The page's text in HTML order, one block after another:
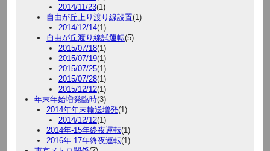
2014/11/23(1)
自由が丘上り渡り線設置(1)
2014/12/14(1)
自由が丘渡り線試運転(5)
2015/07/18(1)
2015/07/19(1)
2015/07/25(1)
2015/07/28(1)
2015/12/12(1)
年末年始増発臨時(3)
2014年年末輸送増発(1)
2014/12/12(1)
2014年-15年終夜運転(1)
2016年-17年終夜運転(1)